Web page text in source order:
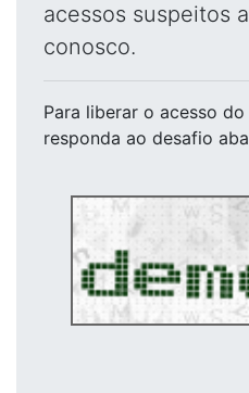
acessos suspeitos
conosco.
Para liberar o acesso do
responda ao desafio